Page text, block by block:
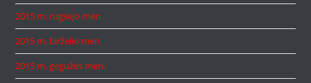
2015 m. rugsėjo mėn.
2015 m. birželio mėn.
2015 m. gegužės mėn.